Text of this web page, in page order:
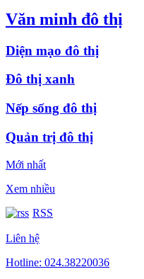
Văn minh đô thị
Diện mạo đô thị
Đô thị xanh
Nếp sống đô thị
Quản trị đô thị
Mới nhất
Xem nhiều
RSS
Liên hệ
Hotline: 024.38220036